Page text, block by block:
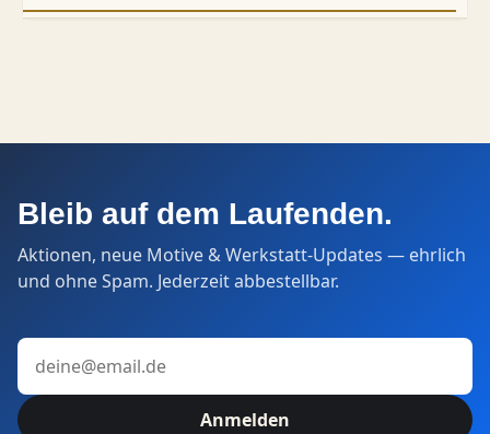
Bleib auf dem Laufenden.
Aktionen, neue Motive & Werkstatt-Updates — ehrlich
und ohne Spam. Jederzeit abbestellbar.
E-Mail-Adresse
Anmelden